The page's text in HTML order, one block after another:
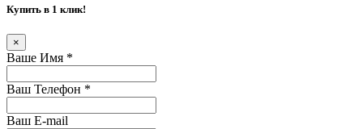
Купить в 1 клик!
×
Ваше Имя *
Ваш Телефон *
Ваш E-mail